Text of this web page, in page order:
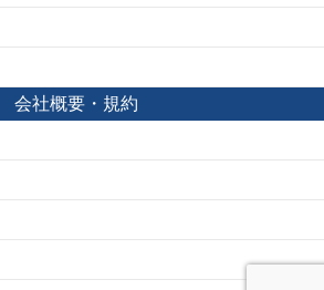
会社概要・規約